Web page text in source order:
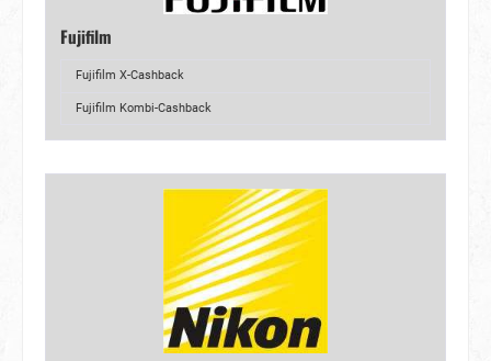
Fujifilm
Fujifilm X-Cashback
Fujifilm Kombi-Cashback